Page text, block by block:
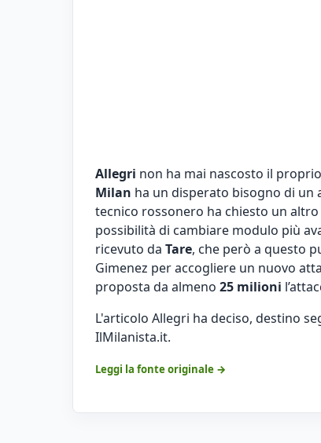
Allegri non ha mai nascosto il
Milan ha un disperato bisogno di un
tecnico rossonero ha chiesto un
possibilità di cambiare modulo più
ricevuto da Tare, che però a questo
Gimenez per accogliere un nuovo
proposta da almeno 25 milioni
L'articolo Allegri ha deciso, destino
IlMilanista.it.
Leggi la fonte originale →